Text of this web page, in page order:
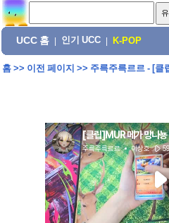
UCC 홈 인기 UCC K-POP
홈>> 이전 페이지 >> 주륵주륵르르 - [클